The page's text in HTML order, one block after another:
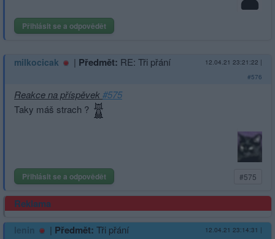
Přihlásit se a odpovědět
milkocicak | Předmět: RE: Tři přání 12.04.21 23:21:22 |
#576
Reakce na příspěvek#575
Taky máš strach ?
Přihlásit se a odpovědět #575
Reklama
lenin | Předmět: Tři přání 12.04.21 23:14:31 |